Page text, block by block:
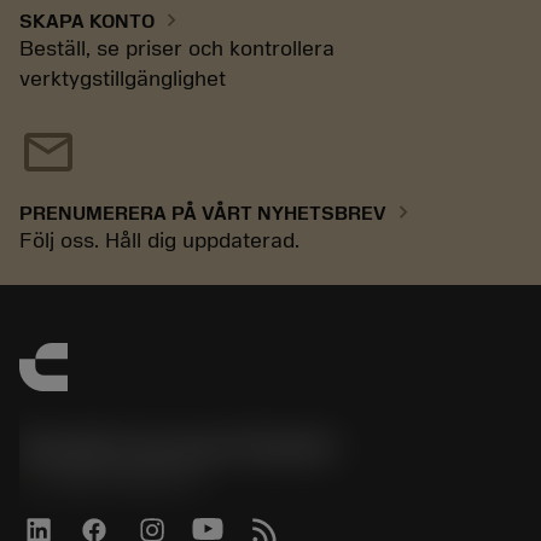
SKAPA KONTO chevron_right
Beställ, se priser och kontrollera
verktygstillgänglighet
mail
PRENUMERERA PÅ VÅRT NYHETSBREV chevron_right
Följ oss. Håll dig uppdaterad.